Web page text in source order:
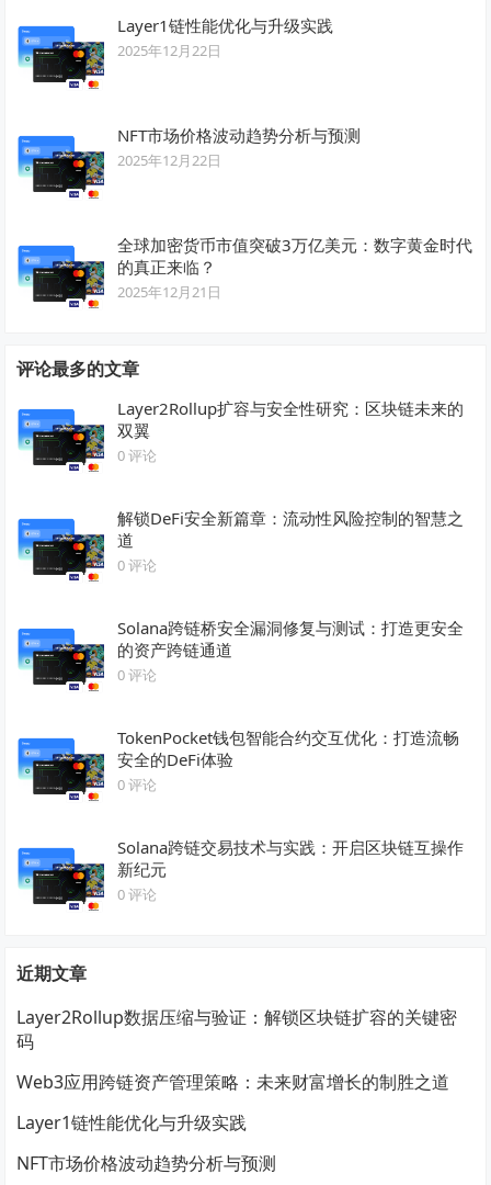
Layer1链性能优化与升级实践
2025年12月22日
NFT市场价格波动趋势分析与预测
2025年12月22日
全球加密货币市值突破3万亿美元：数字黄金时代
的真正来临？
2025年12月21日
评论最多的文章
Layer2Rollup扩容与安全性研究：区块链未来的
双翼
0 评论
解锁DeFi安全新篇章：流动性风险控制的智慧之
道
0 评论
Solana跨链桥安全漏洞修复与测试：打造更安全
的资产跨链通道
0 评论
TokenPocket钱包智能合约交互优化：打造流畅
安全的DeFi体验
0 评论
Solana跨链交易技术与实践：开启区块链互操作
新纪元
0 评论
近期文章
Layer2Rollup数据压缩与验证：解锁区块链扩容的关键密
码
Web3应用跨链资产管理策略：未来财富增长的制胜之道
Layer1链性能优化与升级实践
NFT市场价格波动趋势分析与预测